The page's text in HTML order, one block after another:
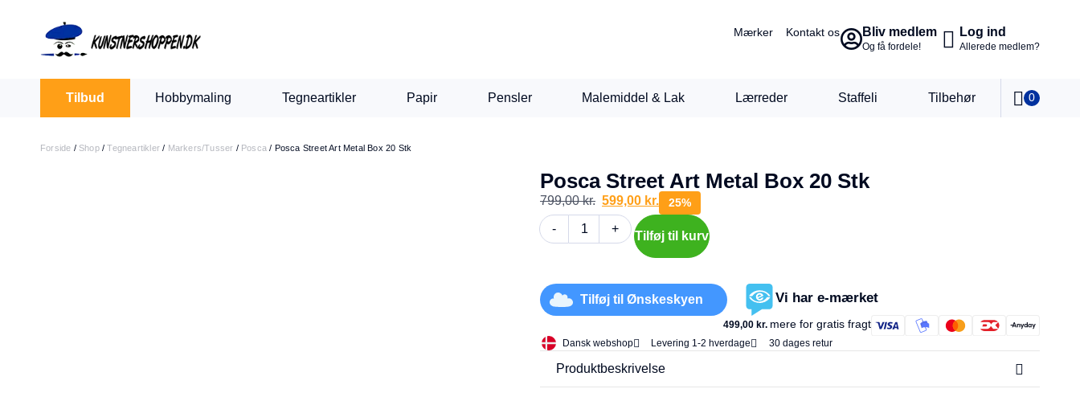
Mærker Kontakt os Bliv medlem
Og få fordele!
Log ind
Allerede medlem?
Tilbud Hobbymaling Tegneartikler Papir Pensler Malemiddel & Lak Lærreder Staffeli Tilbehør 0
Indkøbskurv
Din kurv er tom.
Forside / Shop/Tegneartikler / Markers/Tusser / Posca / Posca Street Art Metal Box 20 Stk
Posca Street Art Metal Box 20 Stk
799,00kr. 599,00 kr. 25%
- +
Tilføj til kurv
Tilføj til Ønskeskyen Vi har e-mærket
499,00 kr. mere for gratis fragt
Dansk webshop Levering 1-2 hverdage 30 dages retur
Produktbeskrivelse